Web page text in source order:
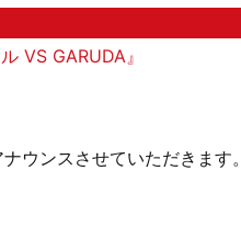
VS GARUDA』
ウンスさせていただきます。